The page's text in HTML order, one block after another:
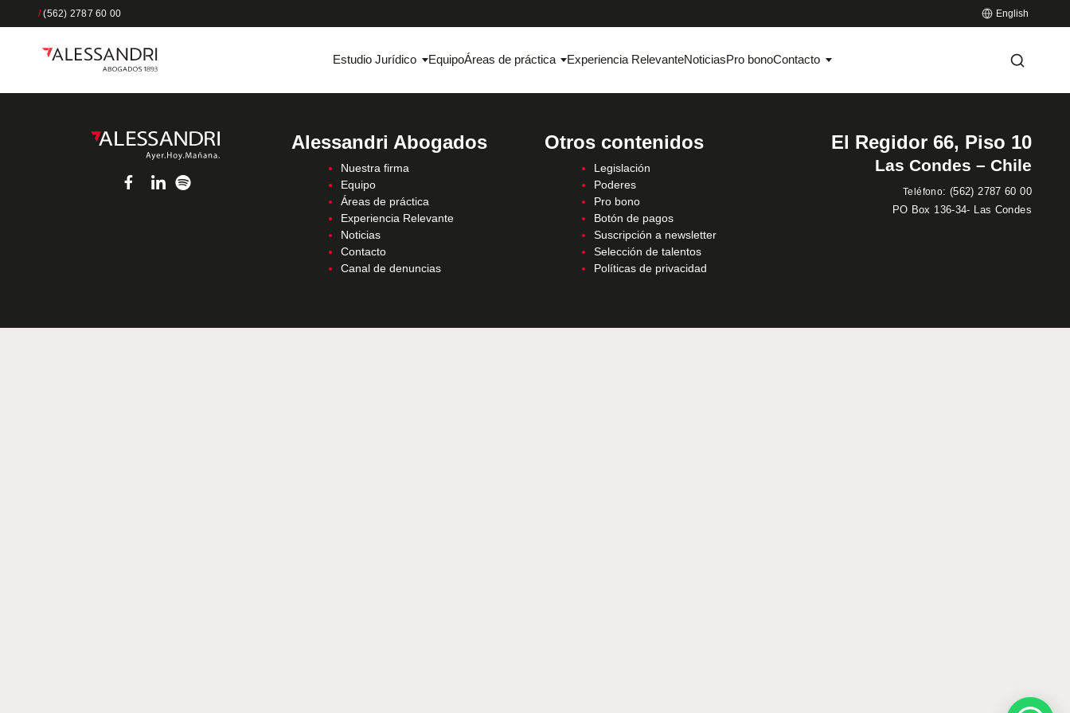
/(562) 2787 60 00 English
Estudio Jurídico EquipoÁreas de práctica Experiencia RelevanteNoticiasPro bonoContacto
Alessandri Abogados
Nuestra firma
Equipo
Áreas de práctica
Experiencia Relevante
Noticias
Contacto
Canal de denuncias
Otros contenidos
Legislación
Poderes
Pro bono
Botón de pagos
Suscripción a newsletter
Selección de talentos
Políticas de privacidad
El Regidor 66, Piso 10
Las Condes – Chile
Teléfono: (562) 2787 60 00
PO Box 136-34- Las Condes